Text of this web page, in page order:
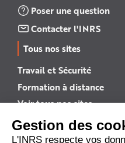
Poser une question
Contacter l'INRS
Tous nos sites
Travail et Sécurité
Formation à distance
Voir tous nos sites →
INRS English